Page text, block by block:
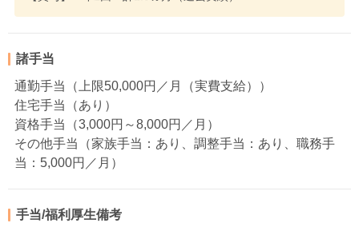
諸手当
通勤手当（上限50,000円／月（実費支給））
住宅手当（あり）
資格手当（3,000円～8,000円／月）
その他手当（家族手当：あり、調整手当：あり、職務手
当：5,000円／月）
手当/福利厚生備考